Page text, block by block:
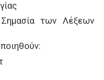
των Λέξεων